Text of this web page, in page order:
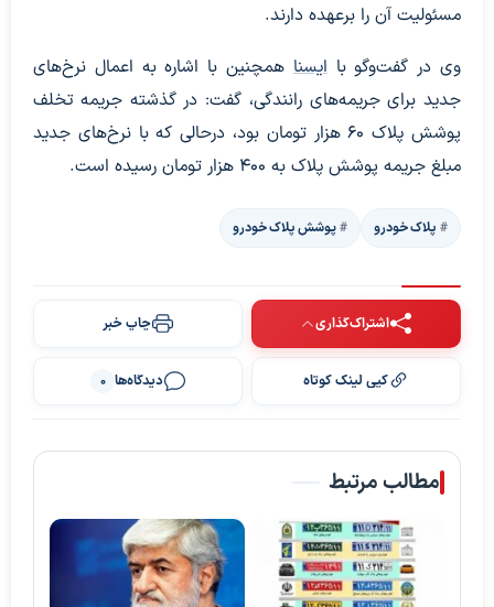
مسئولیت آن را برعهده دارند.
وی در گفت‌وگو باایسنا همچنین با اشاره به اعمال نرخ‌های
جدید برای جریمه‌های رانندگی، گفت: در گذشته جریمه تخلف
پوشش پلاک ۶۰ هزار تومان بود، درحالی که با نرخ‌های جدید
مبلغ جریمه پوشش پلاک به ۴۰۰ هزار تومان رسیده است.
پلاک خودرو پوشش پلاک خودرو
اشتراک‌گذاری چاپ خبر
کپی لینک کوتاه دیدگاه‌ها 0
مطالب مرتبط